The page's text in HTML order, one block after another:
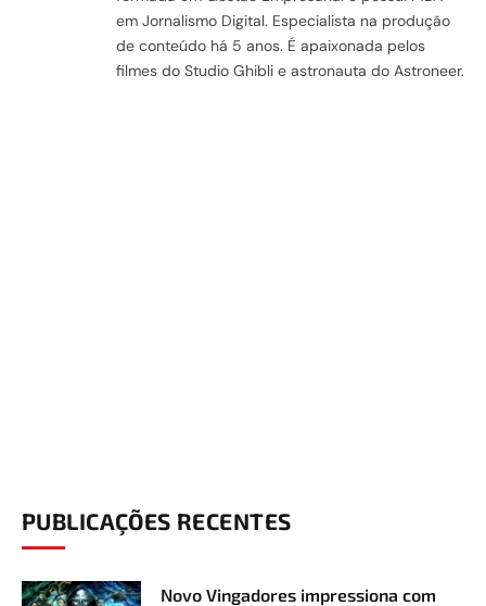
em Jornalismo Digital. Especialista na produção
de conteúdo há 5 anos. É apaixonada pelos
filmes do Studio Ghibli e astronauta do Astroneer.
PUBLICAÇÕES RECENTES
Novo Vingadores impressiona com